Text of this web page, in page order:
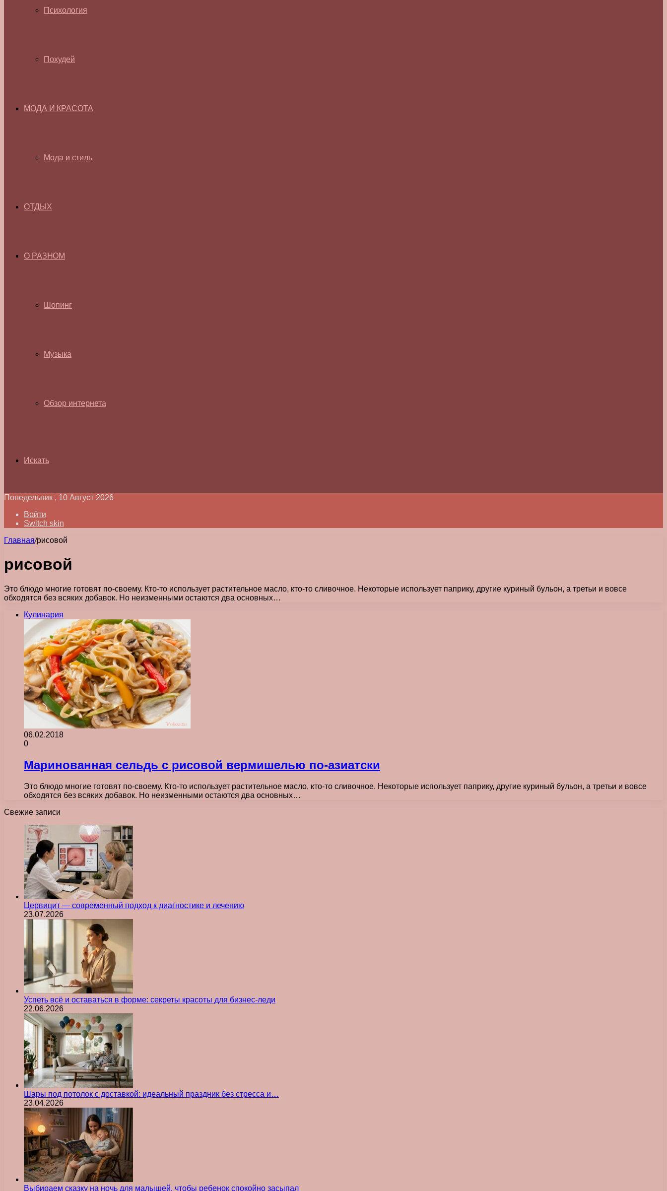
Психология
Похудей
МОДА И КРАСОТА
Мода и стиль
ОТДЫХ
О РАЗНОМ
Шопинг
Музыка
Обзор интернета
Искать
Понедельник , 10 Август 2026
Войти
Switch skin
Главная/рисовой
рисовой
Это блюдо многие готовят по-своему. Кто-то использует растительное масло, кто-то сливочное. Некоторые использует паприку, другие куриный бульон, а третьи и вовсе
обходятся без всяких добавок. Но неизменными остаются два основных…
Кулинария
06.02.2018
0
Маринованная сельдь с рисовой вермишелью по-азиатски
Это блюдо многие готовят по-своему. Кто-то использует растительное масло, кто-то сливочное. Некоторые использует паприку, другие куриный бульон, а третьи и вовсе
обходятся без всяких добавок. Но неизменными остаются два основных…
Свежие записи
Цервицит — современный подход к диагностике и лечению
23.07.2026
Успеть всё и оставаться в форме: секреты красоты для бизнес-леди
22.06.2026
Шары под потолок с доставкой: идеальный праздник без стресса и…
23.04.2026
Выбираем сказку на ночь для малышей, чтобы ребенок спокойно засыпал